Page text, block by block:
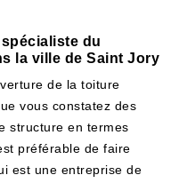
du
la ville de Saint Jory
de la toiture
vous constatez des
structure en termes
préférable de faire
est une entreprise de